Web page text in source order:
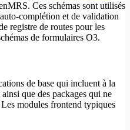
Ces schémas sont utilisés
complétion et de validation
registre de routes pour les
de formulaires O3.
de base qui incluent à la
que des packages qui ne
modules frontend typiques